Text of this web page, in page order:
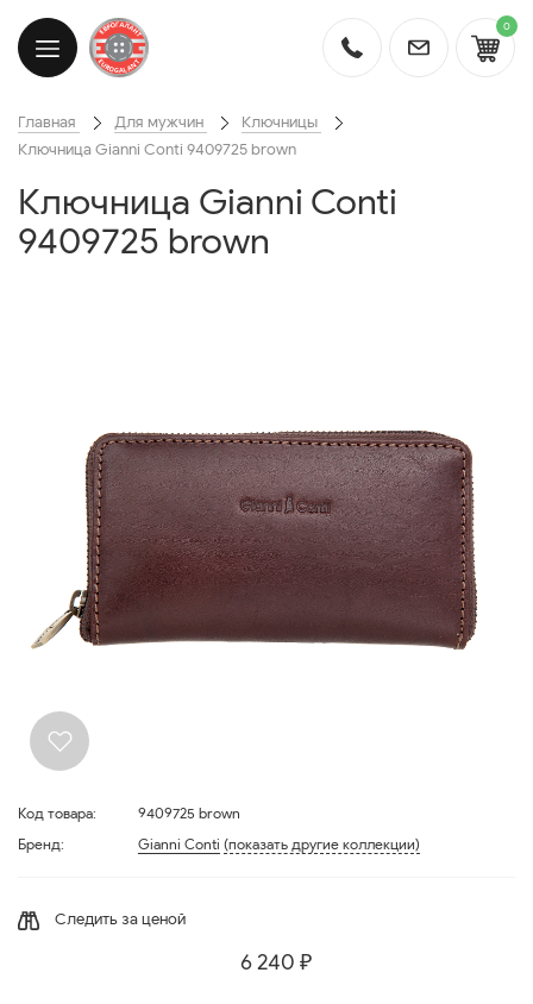
0
Главная Для мужчин
Ключницы
Ключница Gianni Conti 9409725 brown
Ключница Gianni Conti
9409725 brown
Код товара:
9409725 brown
Бренд:
Gianni Conti (показать другие коллекции)
Следить за ценой
6 240 ₽